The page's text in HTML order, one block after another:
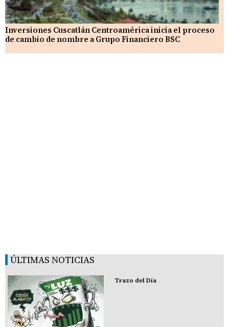
Inversiones Cuscatlán Centroamérica inicia el proceso
de cambio de nombre a Grupo Financiero BSC
ÚLTIMAS NOTICIAS
Trazo del Día